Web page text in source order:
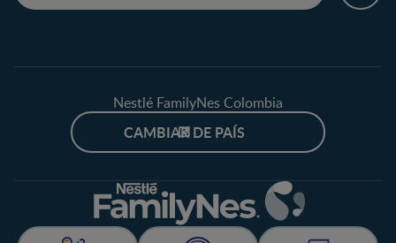
Nestlé FamilyNes Colombia
CAMBIAR DE PAÍS